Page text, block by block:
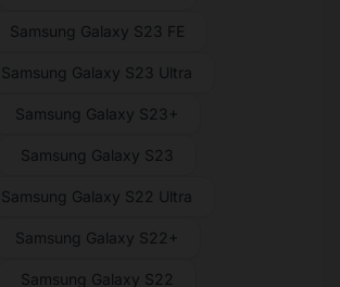
Samsung Galaxy S23 FE
Samsung Galaxy S23 Ultra
Samsung Galaxy S23+
Samsung Galaxy S23
Samsung Galaxy S22 Ultra
Samsung Galaxy S22+
Samsung Galaxy S22